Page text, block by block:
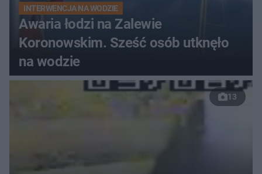
INTERWENCJA NA WODZIE
Awaria łodzi na Zalewie
Koronowskim. Sześć osób utknęło
na wodzie
13